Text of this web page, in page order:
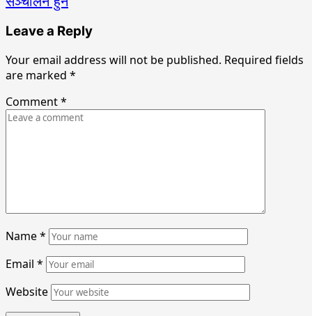
Leave a Reply
Your email address will not be published. Required fields
are marked *
Comment*
Name*
Email *
Website